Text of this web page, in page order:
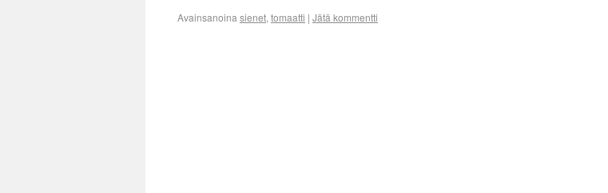
Avainsanoina sienet, tomaatti | Jätä kommentti